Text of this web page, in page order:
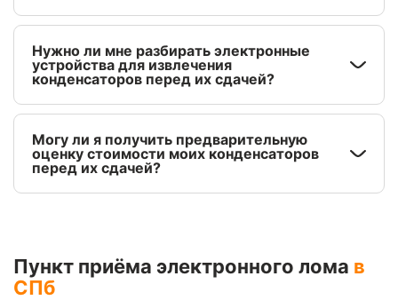
Нужно ли мне разбирать электронные
устройства для извлечения
конденсаторов перед их сдачей?
Могу ли я получить предварительную
оценку стоимости моих конденсаторов
перед их сдачей?
Пункт приёма электронного лома в
СПб